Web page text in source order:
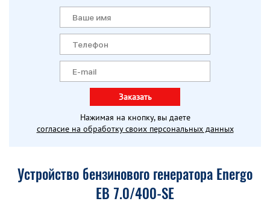
Заказать
Нажимая на кнопку, вы даете
согласие на обработку своих персональных данных
Устройство бензинового генератора Energo
EB 7.0/400-SE